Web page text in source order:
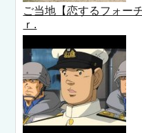
ご当地【恋するフォー
ｒ.